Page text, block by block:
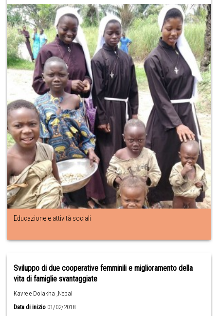
Educazione e attività sociali
Sviluppo di due cooperative femminili e miglioramento della
vita di famiglie svantaggiate
Kavre e Dolakha ,Nepal
Data di inizio 01/02/2018